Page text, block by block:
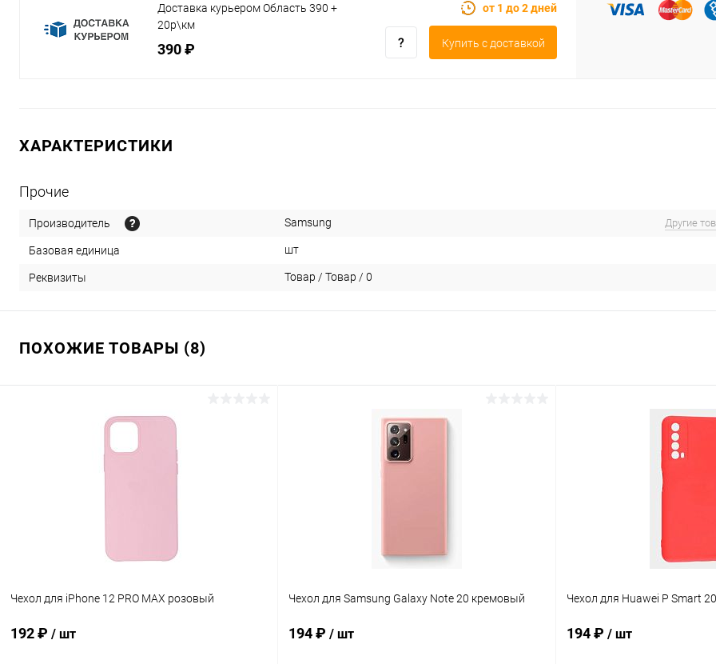
Доставка курьером Область 390 +
20р\км
390 ₽
от 1 до 2 дней
Купить c доставкой
ХАРАКТЕРИСТИКИ
Прочие
Производитель Samsung Другие
Базовая единица шт
Реквизиты Товар / Товар / 0
ПОХОЖИЕ ТОВАРЫ (8)
Чехол для iPhone 12 PRO MAX розовый
192 ₽ / шт
Чехол для Samsung Galaxy Note 20 кремовый
194 ₽ / шт
Чехол для Huawei P Smart
194 ₽ / шт